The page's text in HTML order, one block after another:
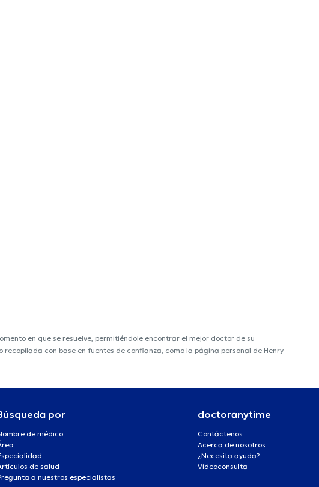
en que se resuelve, permitiéndole encontrar el mejor doctor de su
con base en fuentes de confianza, como la página personal de Henry
por
de médico
de salud
a nuestros especialistas
doctoranytime
Contáctenos
Acerca de nosotros
¿Necesita ayuda?
Videoconsulta